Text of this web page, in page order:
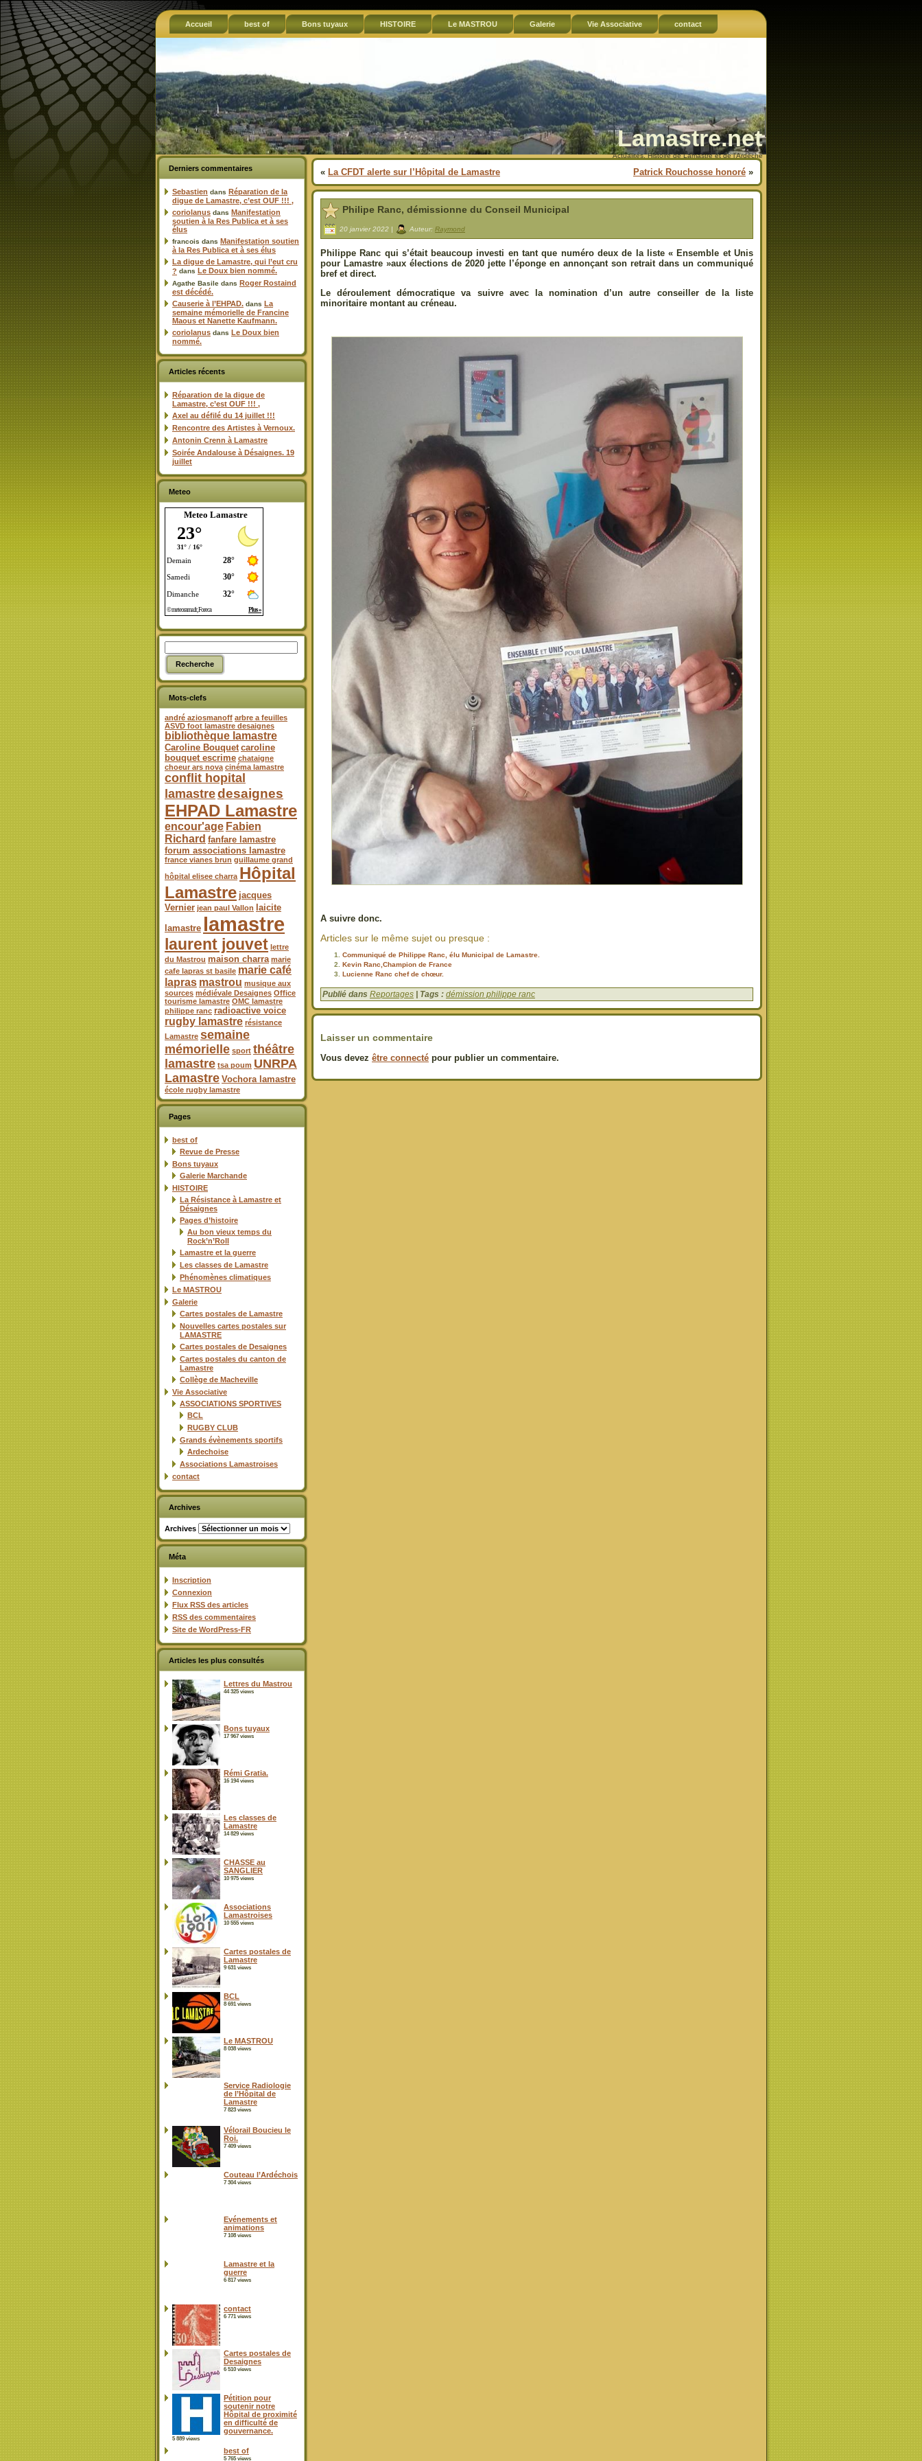
Accueil best of Bons tuyaux HISTOIRE Le MASTROU Galerie Vie Associative contact
Lamastre.net
Actualités, Histoire de Lamastre et de l'Ardèche
Derniers commentaires
Sebastien dans Réparation de la
digue de Lamastre, c’est OUF !!! ,
coriolanus dans Manifestation
soutien à la Res Publica et à ses
élus
francois dans Manifestation soutien
à la Res Publica et à ses élus
La digue de Lamastre, qui l’eut cru
? dans Le Doux bien nommé.
Agathe Basile dans Roger Rostaind
est décédé.
Causerie à l’EHPAD. dans La
semaine mémorielle de Francine
Maous et Nanette Kaufmann.
coriolanus dans Le Doux bien
nommé.
Articles récents
Réparation de la digue de
Lamastre, c’est OUF !!! ,
Axel au défilé du 14 juillet !!!
Rencontre des Artistes à Vernoux.
Antonin Crenn à Lamastre
Soirée Andalouse à Désaignes. 19
juillet
Meteo
Meteo Lamastre
Mots-clefs
andré aziosmanoff arbre a feuilles
ASVD foot lamastre desaignes
bibliothèque lamastre
Caroline Bouquet caroline
bouquet escrime chataigne
choeur ars nova cinéma lamastre
conflit hopital
lamastredesaignes
EHPAD Lamastre
encour'age Fabien
Richard fanfare lamastre
forum associations lamastre
france vianes brun guillaume grand
hôpital elisee charra Hôpital
Lamastre jacques
Vernier jean paul Vallon
laicite
lamastre lamastre
laurent jouvet lettre
du Mastrou maison charra marie
cafe lapras st basile marie café
lapras mastrou musique aux
sources médiévale Desaignes Office
tourisme lamastre OMC lamastre
philippe ranc radioactive voice
rugby lamastre résistance
Lamastre semaine
mémorielle sport théâtre
lamastre tsa poum UNRPA
Lamastre Vochora lamastre
école rugby lamastre
Pages
best of
Revue de Presse
Bons tuyaux
Galerie Marchande
HISTOIRE
La Résistance à Lamastre et
Désaignes
Pages d’histoire
Au bon vieux temps du
Rock’n’Roll
Lamastre et la guerre
Les classes de Lamastre
Phénomènes climatiques
Le MASTROU
Galerie
Cartes postales de Lamastre
Nouvelles cartes postales sur
LAMASTRE
Cartes postales de Desaignes
Cartes postales du canton de
Lamastre
Collège de Macheville
Vie Associative
ASSOCIATIONS SPORTIVES
BCL
RUGBY CLUB
Grands évènements sportifs
Ardechoise
Associations Lamastroises
contact
Archives
Archives
Méta
Inscription
Connexion
Flux RSS des articles
RSS des commentaires
Site de WordPress-FR
Articles les plus consultés
Lettres du Mastrou
44 325 views
Bons tuyaux
17 967 views
Rémi Gratia.
16 194 views
Les classes de
Lamastre
14 829 views
CHASSE au
SANGLIER
10 975 views
Associations
Lamastroises
10 555 views
Cartes postales de
Lamastre
9 631 views
BCL
8 691 views
Le MASTROU
8 038 views
Service Radiologie
de l’Hôpital de
Lamastre
7 823 views
Vélorail Boucieu le
Roi.
7 409 views
Couteau l’Ardéchois
7 304 views
Evénements et
animations
7 108 views
Lamastre et la
guerre
6 817 views
contact
6 771 views
Cartes postales de
Desaignes
6 510 views
Pétition pour
soutenir notre
Hôpital de proximité
en difficulté de
gouvernance.
5 889 views
best of
5 765 views
« La CFDT alerte sur l’Hôpital de Lamastre Patrick Rouchosse honoré »
Philipe Ranc, démissionne du Conseil Municipal
20 janvier 2022 | Auteur: Raymond
Philippe Ranc qui s’était beaucoup investi en tant que numéro deux de la liste « Ensemble et Unis
pour Lamastre »aux élections de 2020 jette l’éponge en annonçant son retrait dans un communiqué
bref et direct.
Le déroulement démocratique va suivre avec la nomination d’un autre conseiller de la liste
minoritaire montant au créneau.
A suivre donc.
Articles sur le même sujet ou presque :
Communiqué de Philippe Ranc, élu Municipal de Lamastre.
Kevin Ranc,Champion de France
Lucienne Ranc chef de chœur.
Publié dans Reportages | Tags : démission philippe ranc
Laisser un commentaire
Vous devez être connecté pour publier un commentaire.